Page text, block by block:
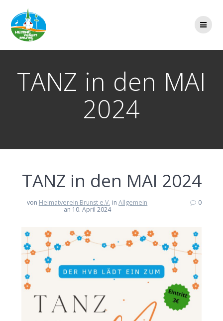
TANZ in den MAI
2024
TANZ in den MAI 2024
von Heimatverein Brunst e.V. inAllgemein
an 10. April 2024
0